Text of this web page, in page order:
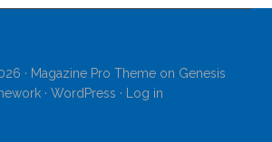
· Magazine Pro Theme on Genesis
· WordPress · Log in